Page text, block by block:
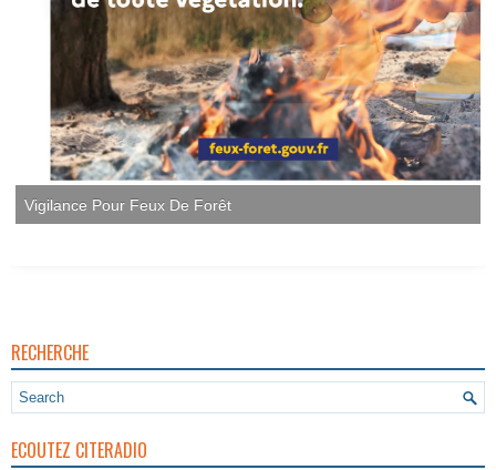
Vigilance Pour Feux De Forêt
RECHERCHE
ECOUTEZ CITERADIO